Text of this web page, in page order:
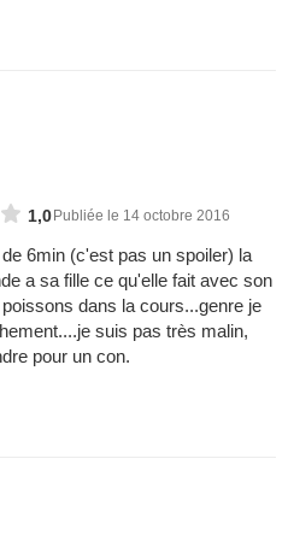
1,0Publiée le 14 octobre 2016
6min (c'est pas un spoiler) la
a sa fille ce qu'elle fait avec son
dans la cours...genre je
suis pas très malin,
pour un con.